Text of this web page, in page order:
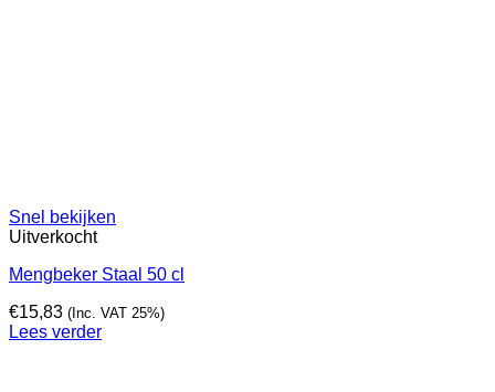
Snel bekijken
Uitverkocht
Mengbeker Staal 50 cl
€15,83 (Inc. VAT 25%)
Lees verder